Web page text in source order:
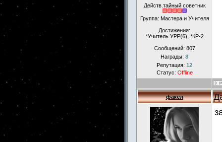
Действ.тайный советник
Группа: Мастера и Учителя
Достижения:
*Учитель УРР(6), *КР-2
Сообщений: 807
Награды: 8
Репутация: 12
Статус: Offline
факел